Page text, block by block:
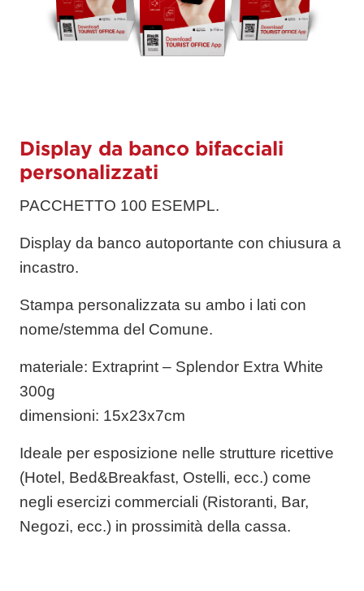
Display da banco bifacciali
personalizzati
PACCHETTO 100 ESEMPL.
Display da banco autoportante con chiusura a
incastro.
Stampa personalizzata su ambo i lati con
nome/stemma del Comune.
materiale: Extraprint – Splendor Extra White
300g
dimensioni: 15x23x7cm
Ideale per esposizione nelle strutture ricettive
(Hotel, Bed&Breakfast, Ostelli, ecc.) come
negli esercizi commerciali (Ristoranti, Bar,
Negozi, ecc.) in prossimità della cassa.